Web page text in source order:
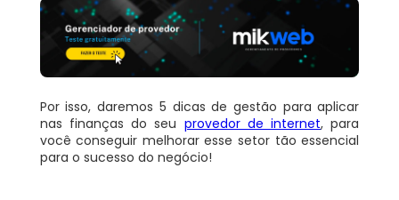
Por isso, daremos 5 dicas de gestão para aplicar
nas finanças do seu provedor de internet, para
você conseguir melhorar esse setor tão essencial
para o sucesso do negócio!